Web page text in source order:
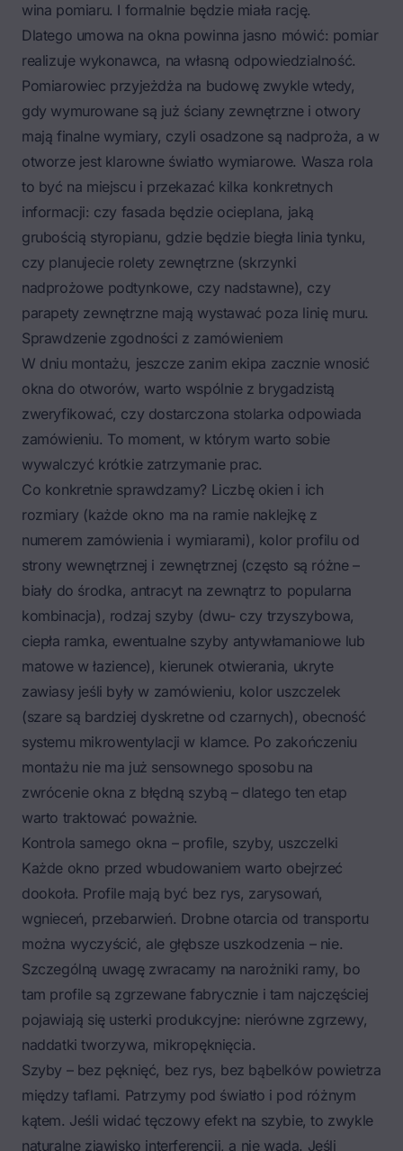
wina pomiaru. I formalnie będzie miała rację.
Dlatego umowa na okna powinna jasno mówić: pomiar
realizuje wykonawca, na własną odpowiedzialność.
Pomiarowiec przyjeżdża na budowę zwykle wtedy,
gdy wymurowane są już ściany zewnętrzne i otwory
mają finalne wymiary, czyli osadzone są nadproża, a w
otworze jest klarowne światło wymiarowe. Wasza rola
to być na miejscu i przekazać kilka konkretnych
informacji: czy fasada będzie ocieplana, jaką
grubością styropianu, gdzie będzie biegła linia tynku,
czy planujecie rolety zewnętrzne (skrzynki
nadprożowe podtynkowe, czy nadstawne), czy
parapety zewnętrzne mają wystawać poza linię muru.
Sprawdzenie zgodności z zamówieniem
W dniu montażu, jeszcze zanim ekipa zacznie wnosić
okna do otworów, warto wspólnie z brygadzistą
zweryfikować, czy dostarczona stolarka odpowiada
zamówieniu. To moment, w którym warto sobie
wywalczyć krótkie zatrzymanie prac.
Co konkretnie sprawdzamy? Liczbę okien i ich
rozmiary (każde okno ma na ramie naklejkę z
numerem zamówienia i wymiarami), kolor profilu od
strony wewnętrznej i zewnętrznej (często są różne –
biały do środka, antracyt na zewnątrz to popularna
kombinacja), rodzaj szyby (dwu- czy trzyszybowa,
ciepła ramka, ewentualne szyby antywłamaniowe lub
matowe w łazience), kierunek otwierania, ukryte
zawiasy jeśli były w zamówieniu, kolor uszczelek
(szare są bardziej dyskretne od czarnych), obecność
systemu mikrowentylacji w klamce. Po zakończeniu
montażu nie ma już sensownego sposobu na
zwrócenie okna z błędną szybą – dlatego ten etap
warto traktować poważnie.
Kontrola samego okna – profile, szyby, uszczelki
Każde okno przed wbudowaniem warto obejrzeć
dookoła. Profile mają być bez rys, zarysowań,
wgnieceń, przebarwień. Drobne otarcia od transportu
można wyczyścić, ale głębsze uszkodzenia – nie.
Szczególną uwagę zwracamy na narożniki ramy, bo
tam profile są zgrzewane fabrycznie i tam najczęściej
pojawiają się usterki produkcyjne: nierówne zgrzewy,
naddatki tworzywa, mikropęknięcia.
Szyby – bez pęknięć, bez rys, bez bąbelków powietrza
między taflami. Patrzymy pod światło i pod różnym
kątem. Jeśli widać tęczowy efekt na szybie, to zwykle
naturalne zjawisko interferencji, a nie wada. Jeśli